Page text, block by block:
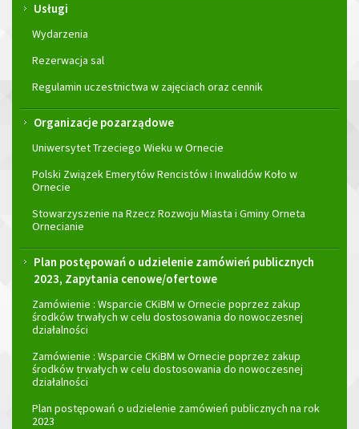
Usługi
Wydarzenia
Rezerwacja sal
Regulamin uczestnictwa w zajęciach oraz cennik
Organizacje pozarządowe
Uniwersytet Trzeciego Wieku w Ornecie
Polski Związek Emerytów Rencistów i Inwalidów Koło w
Ornecie
Stowarzyszenie na Rzecz Rozwoju Miasta i Gminy Orneta
Ornecianie
Plan postępowań o udzielenie zamówień publicznych
2023, Zapytania cenowe/ofertowe
Zamówienie : Wsparcie CKiBM w Ornecie poprzez zakup
środków trwałych w celu dostosowania do nowoczesnej
działalności
Zamówienie : Wsparcie CKiBM w Ornecie poprzez zakup
środków trwałych w celu dostosowania do nowoczesnej
działalności
Plan postępowań o udzielenie zamówień publicznych na rok
2023